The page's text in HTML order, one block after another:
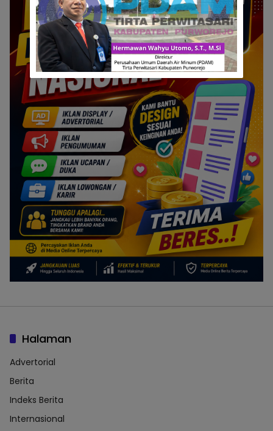
Halaman
Advertorial
Berita
Indeks Berita
Internasional